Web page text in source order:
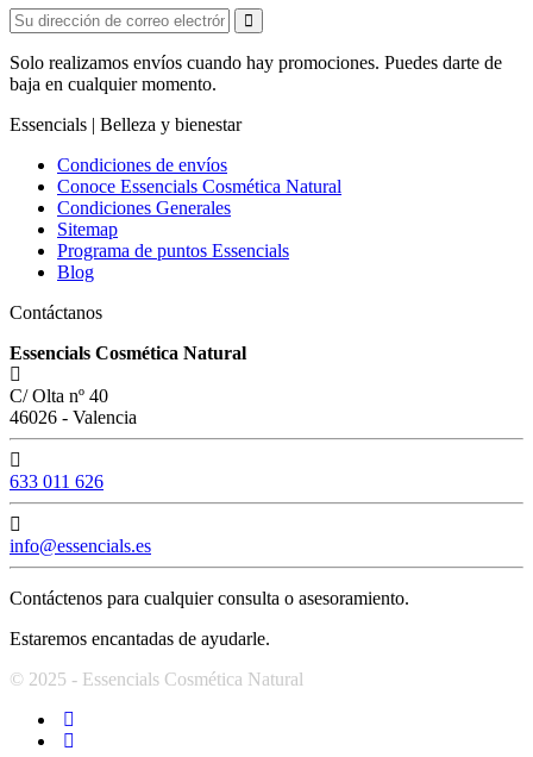
Solo realizamos envíos cuando hay promociones. Puedes darte de
baja en cualquier momento.
Essencials | Belleza y bienestar
Condiciones de envíos
Conoce Essencials Cosmética Natural
Condiciones Generales
Sitemap
Programa de puntos Essencials
Blog
Contáctanos
Essencials Cosmética Natural
C/ Olta nº 40
46026 - Valencia
633 011 626
info@essencials.es
Contáctenos para cualquier consulta o asesoramiento.
Estaremos encantadas de ayudarle.
© 2025 - Essencials Cosmética Natural